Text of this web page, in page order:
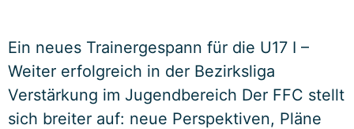
Ein neues Trainergespann für die U17 I –
Weiter erfolgreich in der Bezirksliga
Verstärkung im Jugendbereich Der FFC stellt
sich breiter auf: neue Perspektiven, Pläne